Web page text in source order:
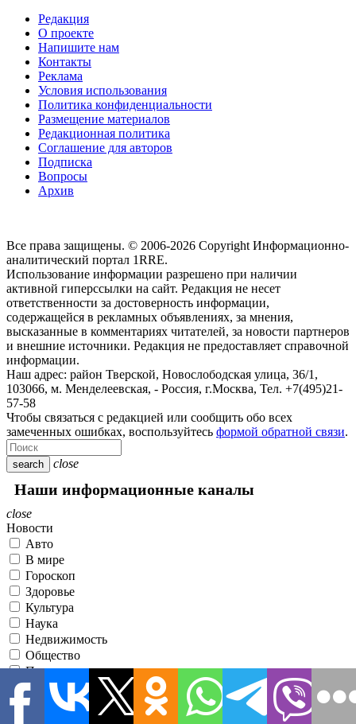
Редакция
О проекте
Напишите нам
Контакты
Реклама
Условия использования
Политика конфиденциальности
Размещение материалов
Редакционная политика
Соглашение для авторов
Подписка
Вопросы
Архив
Все права защищены. © 2006-2026 Copyright Информационно-
аналитический портал 1RRE.
Использование информации разрешено при наличии
активной гиперссылки на сайт. Редакция не несет
ответственности за достоверность информации,
содержащейся в рекламных объявлениях, за мнения,
высказанные в комментариях читателей, за новости партнеров
и внешние источники. Редакция не предоставляет справочной
информации.
Наш адрес: район Тверской, Новослободская улица, 36/1 ,
103066, м. Менделеевская, - Россия, г.Москва, Тел. +7(495)21-
57-58
Чтобы связаться с редакцией или сообщить обо всех
замеченных ошибках, воспользуйтесь формой обратной связи.
search close
Наши информационные каналы
close
Новости
Авто
В мире
Гороскоп
Здоровье
Культура
Наука
Недвижимость
Общество
Политика
Происшествия
Разное